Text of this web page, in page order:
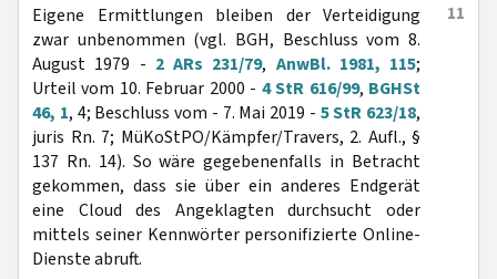
11
Eigene Ermittlungen bleiben der Verteidigung
zwar unbenommen (vgl. BGH, Beschluss vom 8.
August 1979 - 2 ARs 231/79, AnwBl. 1981, 115;
Urteil vom 10. Februar 2000 - 4 StR 616/99, BGHSt
46, 1, 4; Beschluss vom - 7. Mai 2019 - 5 StR 623/18,
juris Rn. 7; MüKoStPO/Kämpfer/Travers, 2. Aufl., §
137 Rn. 14). So wäre gegebenenfalls in Betracht
gekommen, dass sie über ein anderes Endgerät
eine Cloud des Angeklagten durchsucht oder
mittels seiner Kennwörter personifizierte Online-
Dienste abruft.